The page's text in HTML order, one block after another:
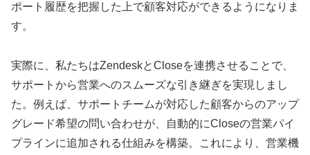
ポート履歴を把握した上で顧客対応ができるようになりま
す。
実際に、私たちはZendeskとCloseを連携させることで、
サポートから営業へのスムーズな引き継ぎを実現しまし
た。例えば、サポートチームが対応した顧客からのアップ
グレード希望の問い合わせが、自動的にCloseの営業パイ
プラインに追加される仕組みを構築。これにより、営業機